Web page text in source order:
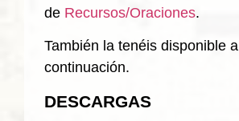
de Recursos/Oraciones.
También la tenéis disponible a
continuación.
DESCARGAS